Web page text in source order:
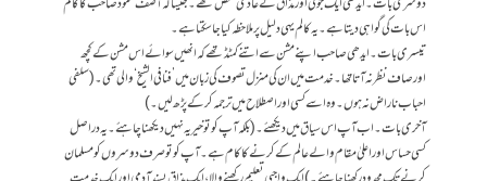
اس بات کی گواہی دیتاہے۔یہ کالم یہی دلیل پر ملاحظہ کیا جاسکتاہے۔
تیسری بات۔ ایدھی صاحب اپنے مشن سے اتنے کمٹڈ تھے کہ انھیں سوائے اس مشن کے کچھ
اورصاف نظر نہ آتاتھا۔ خدمت میں ان کی منزل تصوف کی زبان میں ’فنا فی الشیخ ‘والی تھی ۔(سلفی
احباب ناراض نہ ہوں ۔وہ اسے کسی اور اصطلاح میں ترجمہ کر کے پڑھ لیں۔)
آخری بات۔ اب آپ اس سیاق میں دیکھئے ۔(بلکہ آپ کو تو خیر یہ نہیں دیکھنا چاہئے ۔ یہ دراصل
کسی حساس اور اعلیٰ مقام والے عالم کے کرنے کا کام ہے۔ آپ کوتو صرف دوسروں کو مسلمان